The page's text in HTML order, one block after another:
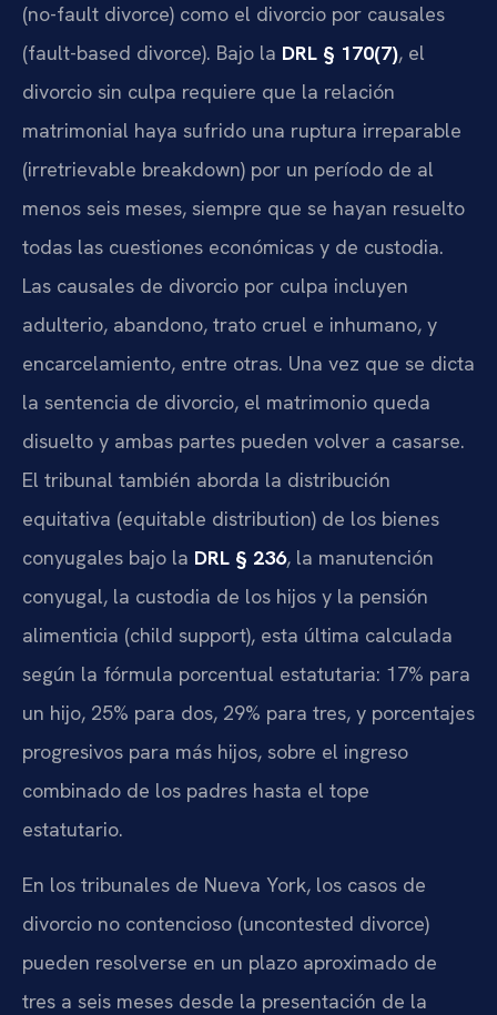
(no-fault divorce) como el divorcio por causales
(fault-based divorce). Bajo la DRL § 170(7), el
divorcio sin culpa requiere que la relación
matrimonial haya sufrido una ruptura irreparable
(irretrievable breakdown) por un período de al
menos seis meses, siempre que se hayan resuelto
todas las cuestiones económicas y de custodia.
Las causales de divorcio por culpa incluyen
adulterio, abandono, trato cruel e inhumano, y
encarcelamiento, entre otras. Una vez que se dicta
la sentencia de divorcio, el matrimonio queda
disuelto y ambas partes pueden volver a casarse.
El tribunal también aborda la distribución
equitativa (equitable distribution) de los bienes
conyugales bajo la DRL § 236, la manutención
conyugal, la custodia de los hijos y la pensión
alimenticia (child support), esta última calculada
según la fórmula porcentual estatutaria: 17% para
un hijo, 25% para dos, 29% para tres, y porcentajes
progresivos para más hijos, sobre el ingreso
combinado de los padres hasta el tope
estatutario.
En los tribunales de Nueva York, los casos de
divorcio no contencioso (uncontested divorce)
pueden resolverse en un plazo aproximado de
tres a seis meses desde la presentación de la